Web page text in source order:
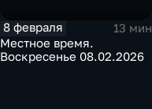
8 февраля
13 мин
Местное время.
Воскресенье 08.02.2026